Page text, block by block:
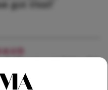
got this!!’
‘Ik verwachtte dat
met extra
en kerstmuziek